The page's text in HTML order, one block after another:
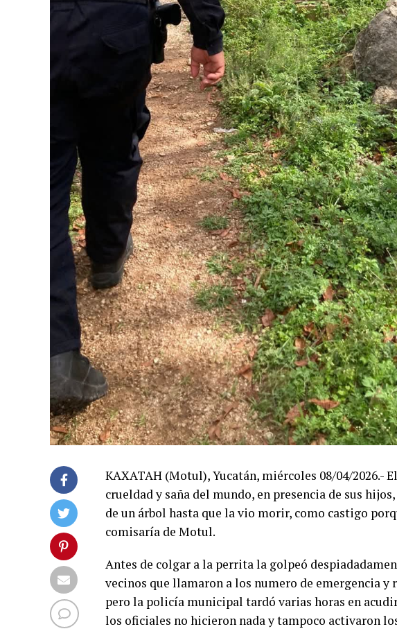
KAXATAH (Motul), Yucatán, miércoles 08/04/2026.-
crueldad y saña del mundo, en presencia de sus
de un árbol hasta que la vio morir, como castigo
comisaría de Motul.
Antes de colgar a la perrita la golpeó
vecinos que llamaron a los numero de emergencia
pero la policía municipal tardó varias horas en
los oficiales no hicieron nada y tampoco activaron